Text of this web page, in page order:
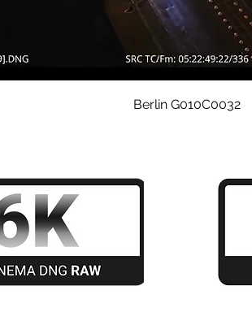
Schnellansicht
Berlin G010C0032